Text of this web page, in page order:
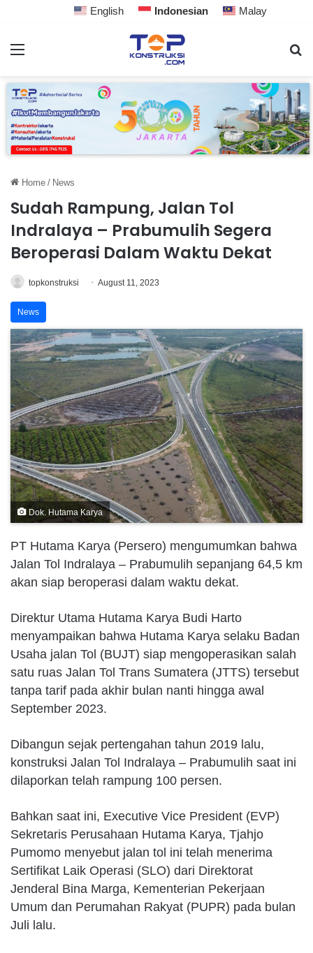
English Indonesian Malay
Home / News
Sudah Rampung, Jalan Tol
Indralaya – Prabumulih Segera
Beroperasi Dalam Waktu Dekat
topkonstruksi August 11, 2023
News
Dok. Hutama Karya
PT Hutama Karya (Persero) mengumumkan bahwa
Jalan Tol Indralaya – Prabumulih sepanjang 64,5 km
akan siap beroperasi dalam waktu dekat.
Direktur Utama Hutama Karya Budi Harto
menyampaikan bahwa Hutama Karya selaku Badan
Usaha jalan Tol (BUJT) siap mengoperasikan salah
satu ruas Jalan Tol Trans Sumatera (JTTS) tersebut
tanpa tarif pada akhir bulan nanti hingga awal
September 2023.
Dibangun sejak pertengahan tahun 2019 lalu,
konstruksi Jalan Tol Indralaya – Prabumulih saat ini
dilaporkan telah rampung 100 persen.
Bahkan saat ini, Executive Vice President (EVP)
Sekretaris Perusahaan Hutama Karya, Tjahjo
Pumomo menyebut jalan tol ini telah menerima
Sertifikat Laik Operasi (SLO) dari Direktorat
Jenderal Bina Marga, Kementerian Pekerjaan
Umum dan Perumahan Rakyat (PUPR) pada bulan
Juli lalu.